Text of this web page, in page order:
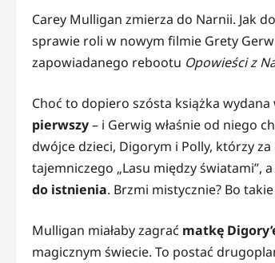
Carey Mulligan zmierza do Narnii. Jak
sprawie roli w nowym filmie Grety
zapowiadanego rebootu Opowieści z
Choć to dopiero szósta książka wydana
pierwszy– i Gerwig właśnie od niego
dwójce dzieci, Digorym i Polly, którzy
tajemniczego „Lasu między światami”,
do istnienia. Brzmi mistycznie? Bo
Mulligan miałaby zagrać matkę
magicznym świecie. To postać